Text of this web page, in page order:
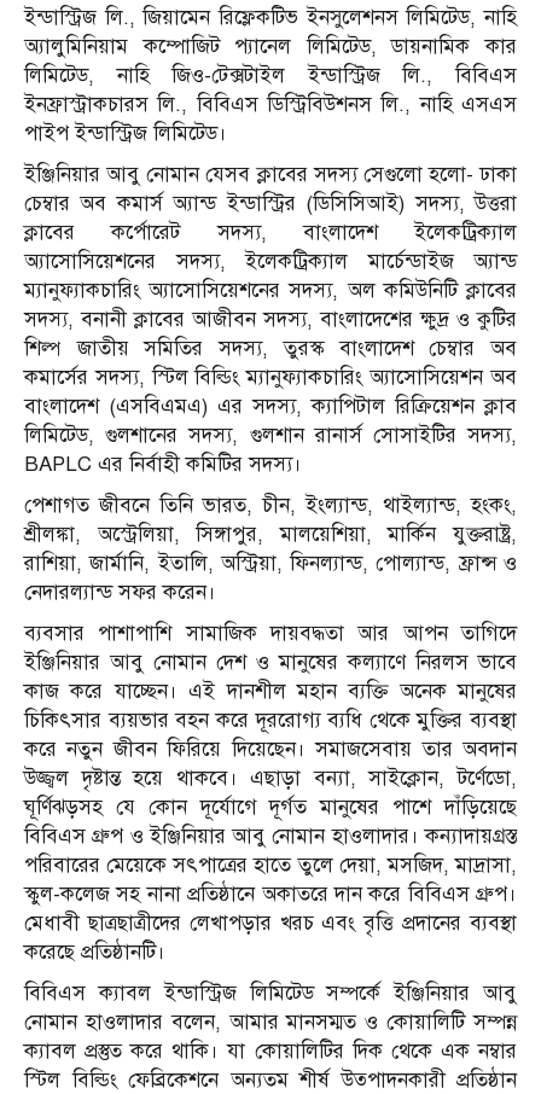
ইন্ডাস্ট্রিজ লি., জিয়ামেন রিফ্লেকটিভ ইনসুলেশনস লিমিটেড, নাহি
অ্যালুমিনিয়াম কম্পোজিট প্যানেল লিমিটেড, ডায়নামিক কার
লিমিটেড, নাহি জিও-টেক্সটাইল ইন্ডাস্ট্রিজ লি., বিবিএস
ইনফ্রাস্ট্রাকচারস লি., বিবিএস ডিস্ট্রিবিউশনস লি., নাহি এসএস
পাইপ ইন্ডাস্ট্রিজ লিমিটেড।
ইঞ্জিনিয়ার আবু নোমান যেসব ক্লাবের সদস্য সেগুলো হলো- ঢাকা
চেম্বার অব কমার্স অ্যান্ড ইন্ডাস্ট্রির (ডিসিসিআই) সদস্য, উত্তরা
ক্লাবের কর্পোরেট সদস্য, বাংলাদেশ ইলেকট্রিক্যাল
অ্যাসোসিয়েশনের সদস্য, ইলেকট্রিক্যাল মার্চেন্ডাইজ অ্যান্ড
ম্যানুফ্যাকচারিং অ্যাসোসিয়েশনের সদস্য, অল কমিউনিটি ক্লাবের
সদস্য, বনানী ক্লাবের আজীবন সদস্য, বাংলাদেশের ক্ষুদ্র ও কুটির
শিল্প জাতীয় সমিতির সদস্য, তুরস্ক বাংলাদেশ চেম্বার অব
কমার্সের সদস্য, স্টিল বিল্ডিং ম্যানুফ্যাকচারিং অ্যাসোসিয়েশন অব
বাংলাদেশ (এসবিএমএ) এর সদস্য, ক্যাপিটাল রিক্রিয়েশন ক্লাব
লিমিটেড, গুলশানের সদস্য, গুলশান রানার্স সোসাইটির সদস্য,
BAPLC এর নির্বাহী কমিটির সদস্য।
পেশাগত জীবনে তিনি ভারত, চীন, ইংল্যান্ড, থাইল্যান্ড, হংকং,
শ্রীলঙ্কা, অস্ট্রেলিয়া, সিঙ্গাপুর, মালয়েশিয়া, মার্কিন যুক্তরাষ্ট্র,
রাশিয়া, জার্মানি, ইতালি, অস্ট্রিয়া, ফিনল্যান্ড, পোল্যান্ড, ফ্রান্স ও
নেদারল্যান্ড সফর করেন।
ব্যবসার পাশাপাশি সামাজিক দায়বদ্ধতা আর আপন তাগিদে
ইঞ্জিনিয়ার আবু নোমান দেশ ও মানুষের কল্যাণে নিরলস ভাবে
কাজ করে যাচ্ছেন। এই দানশীল মহান ব্যক্তি অনেক মানুষের
চিকিৎসার ব্যয়ভার বহন করে দূররোগ্য ব্যধি থেকে মুক্তির ব্যবস্থা
করে নতুন জীবন ফিরিয়ে দিয়েছেন। সমাজসেবায় তার অবদান
উজ্জ্বল দৃষ্টান্ত হয়ে থাকবে। এছাড়া বন্যা, সাইক্লোন, টর্ণেডো,
ঘূর্ণিঝড়সহ যে কোন দূর্যোগে দূর্গত মানুষের পাশে দাঁড়িয়েছে
বিবিএস গ্রুপ ও ইঞ্জিনিয়ার আবু নোমান হাওলাদার। কন্যাদায়গ্রস্ত
পরিবারের মেয়েকে সৎপাত্রের হাতে তুলে দেয়া, মসজিদ, মাদ্রাসা,
স্কুল-কলেজ সহ নানা প্রতিষ্ঠানে অকাতরে দান করে বিবিএস গ্রুপ।
মেধাবী ছাত্রছাত্রীদের লেখাপড়ার খরচ এবং বৃত্তি প্রদানের ব্যবস্থা
করেছে প্রতিষ্ঠানটি।
বিবিএস ক্যাবল ইন্ডাস্ট্রিজ লিমিটেড সম্পর্কে ইঞ্জিনিয়ার আবু
নোমান হাওলাদার বলেন, আমার মানসম্মত ও কোয়ালিটি সম্পন্ন
ক্যাবল প্রস্তুত করে থাকি। যা কোয়ালিটির দিক থেকে এক নম্বার
স্টিল বিল্ডিং ফেব্রিকেশনে অন্যতম শীর্ষ উত্পাদনকারী প্রতিষ্ঠান